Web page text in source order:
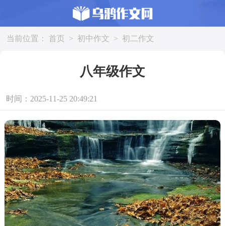
当前位置： 首页 > 初中作文 > 初二作文
八年级作文
时间：2025-11-25 20:49:21